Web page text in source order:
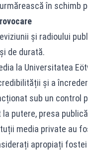
în schimb
și radioului
de durată.
la Universitatea
și a
sub un control
putere, presa
media private au
apropiați